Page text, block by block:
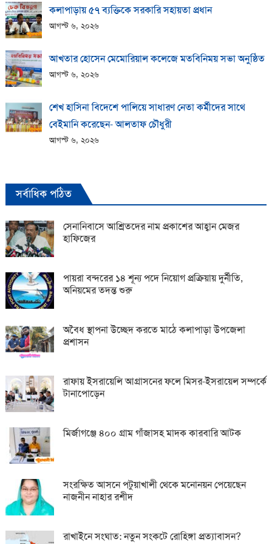
কলাপাড়ায় ​৫৭ ব্যক্তিকে সরকারি সহায়তা প্রধান
আগস্ট ৬, ২০২৬
আখতার হোসেন মেমোরিয়াল কলেজে মতবিনিময় সভা অনুষ্ঠিত
আগস্ট ৬, ২০২৬
শেখ হাসিনা বিদেশে পালিয়ে সাধারণ নেতা কর্মীদের সাথে
বেইমানি করেছেন- আলতাফ চৌধুরী
আগস্ট ৬, ২০২৬
সর্বাধিক পঠিত
সেনানিবাসে আশ্রিতদের নাম প্রকাশের আহ্বান মেজর
হাফিজের
পায়রা বন্দরের ১৪ শূন্য পদে নিয়োগ প্রক্রিয়ায় দুর্নীতি,
অনিয়মের তদন্ত শুরু
অবৈধ স্থাপনা উচ্ছেদ করতে মাঠে কলাপাড়া উপজেলা
প্রশাসন
রাফায় ইসরায়েলি আগ্রাসনের ফলে মিসর-ইসরায়েল সম্পর্কে
টানাপোড়েন
মির্জাগঞ্জে ৪০০ গ্রাম গাঁজাসহ মাদক কারবারি আটক
সংরক্ষিত আসনে পটুয়াখালী থেকে মনোনয়ন পেয়েছেন
নাজনীন নাহার রশীদ
রাখাইনে সংঘাত: নতুন সংকটে রোহিঙ্গা প্রত্যাবাসন?